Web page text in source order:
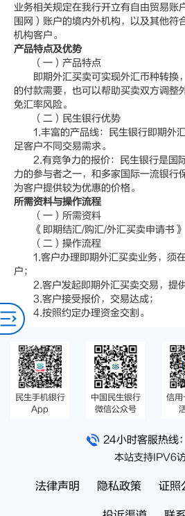
业务相关规定在我行开立有自由贸易账
围网）账户的境内外机构，以及其他符
机构客户。
产品特点及优势
（一）产品特点
即期外汇买卖可实现外汇币种转换
的付款需要，也可以帮助买卖双方调整
免汇率风险。
（二）民生银行优势
1.丰富的产品线：民生银行即期外
足客户不同交易需求。
2.有竞争力的报价：民生银行是国
力的参与者之一，和多家国际一流银行
为客户提供较为优惠的价格。
所需资料与操作流程
（一）所需资料
《即期结汇/购汇/外汇买卖申请书》
（二）操作流程
1.客户办理即期外汇买卖业务，须
户；
2.客户发起即期外汇买卖交易，提供
3.客户接受报价，交易达成；
4.按照约定办理资金交割。
民生手机银行
App
中国民生银行
微信公众号
信用
24小时客服热线：
本站支持IPV6
法律声明 隐私政策 证照